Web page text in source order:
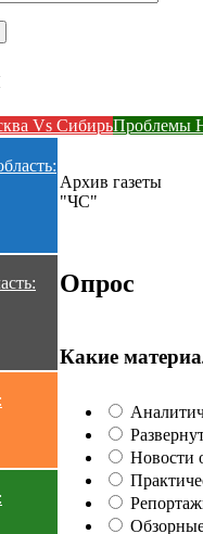
Vs СибирьПроблемы
Архив газеты
"ЧС"
Опрос
Какие
Новости